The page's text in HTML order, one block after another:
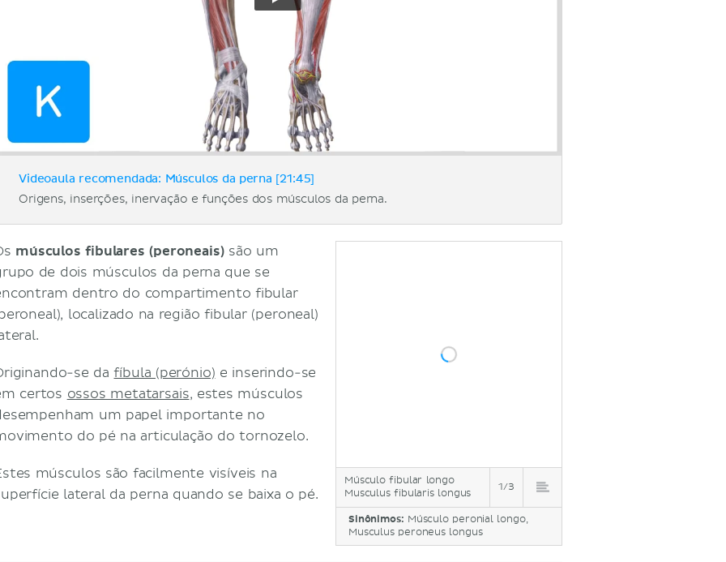
Videoaula recomendada: Músculos da perna [21:45]
Origens, inserções, inervação e funções dos músculos da perna.
Músculo fibular longo
Musculus fibularis longus
1/3
Sinônimos: Músculo peronial longo,
Musculus peroneus longus
músculos fibulares (peroneais) são um
de dois músculos da perna que se
dentro do compartimento fibular
localizado na região fibular (peroneal)
se dafíbula (perónio) e inserindo-se
certos ossos metatarsais, estes músculos
um papel importante no
do pé na articulação do tornozelo.
músculos são facilmente visíveis na
lateral da perna quando se baixa o pé.